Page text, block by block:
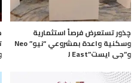
چذور تستعرض فرصاً استثمارية
وسكنية واعدة بمشروعي “نيو” Neo
و”جى ايست”J East